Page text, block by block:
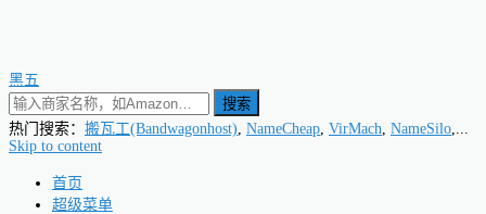
黑五
搜索
热门搜索： 搬瓦工(Bandwagonhost), NameCheap, VirMach, NameSilo,...
Skip to content
首页
超级菜单